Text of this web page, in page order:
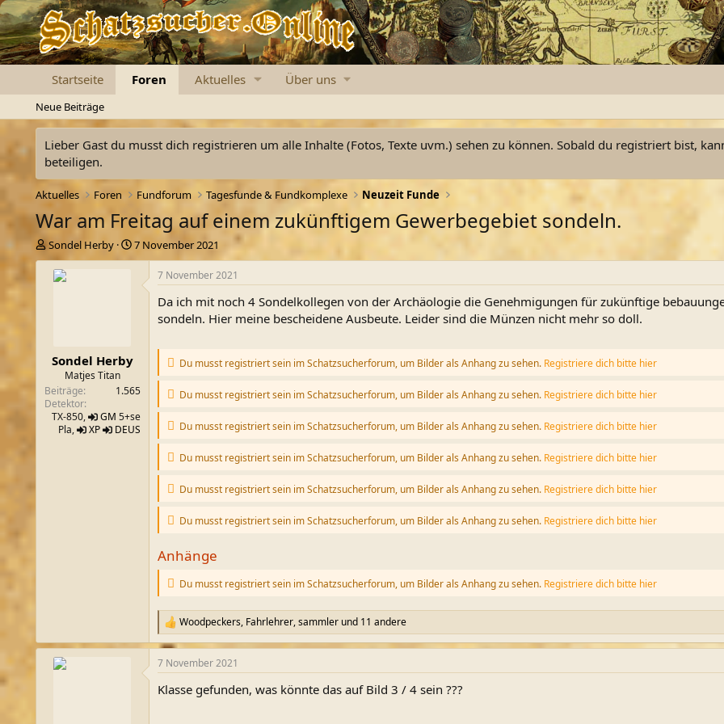
Startseite Foren Aktuelles Über uns
Neue Beiträge
Lieber Gast du musst dich registrieren um alle Inhalte (Fotos, Texte uvm.) sehen zu können. Sobald du registriert bist,
beteiligen.
Aktuelles Foren Fundforum Tagesfunde & Fundkomplexe Neuzeit Funde
War am Freitag auf einem zukünftigem Gewerbegebiet sondeln.
E
r
Sondel Herby
E
r
a
7 November 2021
Sondel Herby
Matjes Titan
Beiträge
1.565
Detektor
TX-850,
GM 5+se
Pla,
XP DEUS
7 November 2021
Da ich mit noch 4 Sondelkollegen von der Archäologie die Genehmigungen für zukünftige
sondeln. Hier meine bescheidene Ausbeute. Leider sind die Münzen nicht mehr so doll.
Du musst registriert sein im Schatzsucherforum, um Bilder als Anhang zu sehen. Registriere dich bitte hier
Du musst registriert sein im Schatzsucherforum, um Bilder als Anhang zu sehen. Registriere dich bitte hier
Du musst registriert sein im Schatzsucherforum, um Bilder als Anhang zu sehen. Registriere dich bitte hier
Du musst registriert sein im Schatzsucherforum, um Bilder als Anhang zu sehen. Registriere dich bitte hier
Du musst registriert sein im Schatzsucherforum, um Bilder als Anhang zu sehen. Registriere dich bitte hier
Du musst registriert sein im Schatzsucherforum, um Bilder als Anhang zu sehen. Registriere dich bitte hier
Anhänge
Du musst registriert sein im Schatzsucherforum, um Bilder als Anhang zu sehen. Registriere dich bitte hier
R
e
a
k
i
Woodpeckers, Fahrlehrer,sammlerund 11 andere
7 November 2021
Klasse gefunden, was könnte das auf Bild 3 / 4 sein ???